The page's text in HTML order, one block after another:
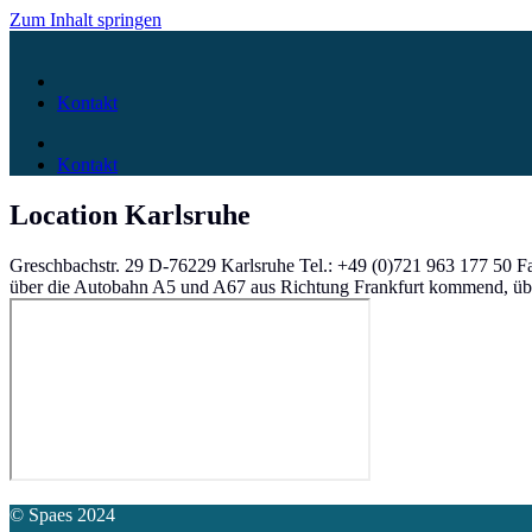
Zum Inhalt springen
Kontakt
Kontakt
Location Karlsruhe
Greschbachstr. 29 D-76229 Karlsruhe Tel.: +49 (0)721 963 177 50
über die Autobahn A5 und A67 aus Richtung Frankfurt kommend,
© Spaes 2024